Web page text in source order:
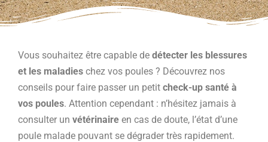
Vous souhaitez être capable de détecter les blessures
et les maladies chez vos poules ? Découvrez nos
conseils pour faire passer un petit check-up santé à
vos poules. Attention cependant : n’hésitez jamais à
consulter un vétérinaire en cas de doute, l’état d’une
poule malade pouvant se dégrader très rapidement.